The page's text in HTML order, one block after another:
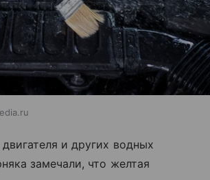
и других водных
замечали, что желтая